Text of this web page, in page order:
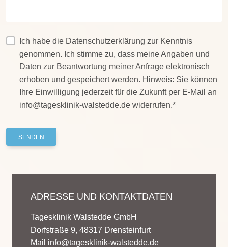
Ich habe die Datenschutzerklärung zur Kenntnis
genommen. Ich stimme zu, dass meine Angaben und
Daten zur Beantwortung meiner Anfrage elektronisch
erhoben und gespeichert werden. Hinweis: Sie können
Ihre Einwilligung jederzeit für die Zukunft per E-Mail an
info@tagesklinik-walstedde.de widerrufen.*
SENDEN
ADRESSE UND KONTAKTDATEN
Tagesklinik Walstedde GmbH
Dorfstraße 9, 48317 Drensteinfurt
Mail info@tagesklinik-walstedde.de